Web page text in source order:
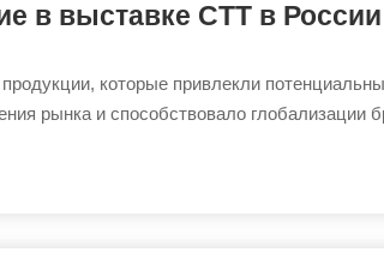
в выставке CTT в России
которые привлекли
рынка и способствовало глобализации